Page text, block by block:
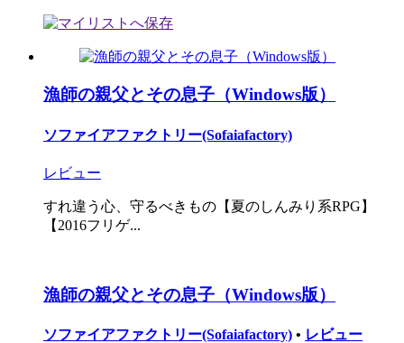
漁師の親父とその息子（Windows版）
ソファイアファクトリー(Sofaiafactory)
レビュー
すれ違う心、守るべきもの【夏のしんみり系RPG】
【2016フリゲ...
漁師の親父とその息子（Windows版）
ソファイアファクトリー(Sofaiafactory) • レビュー